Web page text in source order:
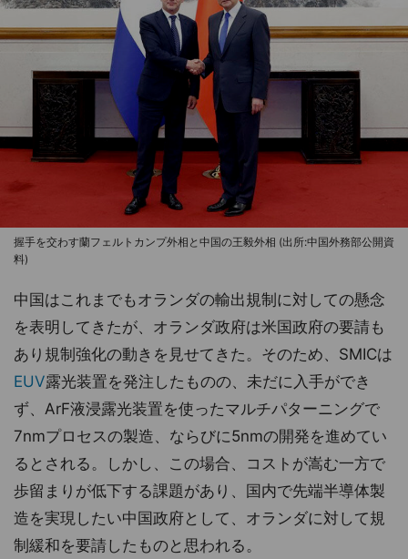
握手を交わす蘭フェルトカンプ外相と中国の王毅外相 (出所:中国外務部公開資
料)
中国はこれまでもオランダの輸出規制に対しての懸念
を表明してきたが、オランダ政府は米国政府の要請も
あり規制強化の動きを見せてきた。そのため、SMICは
EUV露光装置を発注したものの、未だに入手ができ
ず、ArF液浸露光装置を使ったマルチパターニングで
7nmプロセスの製造、ならびに5nmの開発を進めてい
るとされる。しかし、この場合、コストが嵩む一方で
歩留まりが低下する課題があり、国内で先端半導体製
造を実現したい中国政府として、オランダに対して規
制緩和を要請したものと思われる。